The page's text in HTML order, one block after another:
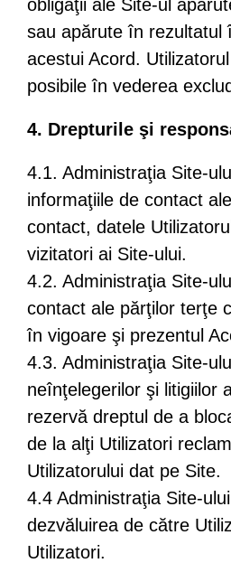
obligaţii ale Site-ul
sau apărute în rezultatul
acestui Acord.
posibile în vederea
4. Drepturile şi
4.1. Administraţia Site-
informaţiile de contact
contact, datele
vizitatori ai Site-ului.
4.2. Administraţia Site-
contact ale părţilor terţe
în vigoare şi prezentul
4.3. Administraţia Site-
neînţelegerilor şi litigiilor
rezervă dreptul de a
de la alţi Utilizatori
Utilizatorului dat pe Site.
4.4 Administraţia Site-
dezvăluirea de către
Utilizatori.